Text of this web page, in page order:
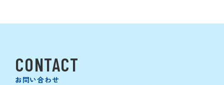
CONTACT
お問い合わせ